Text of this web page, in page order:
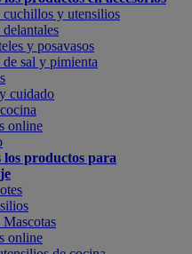
cuchillos y utensilios
y posavasos
sal y pimienta
cuidado
online
los productos para
online